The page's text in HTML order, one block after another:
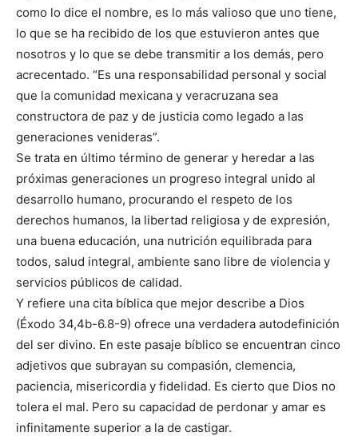
como lo dice el nombre, es lo más valioso que uno tiene,
lo que se ha recibido de los que estuvieron antes que
nosotros y lo que se debe transmitir a los demás, pero
acrecentado. “Es una responsabilidad personal y social
que la comunidad mexicana y veracruzana sea
constructora de paz y de justicia como legado a las
generaciones venideras”.
Se trata en último término de generar y heredar a las
próximas generaciones un progreso integral unido al
desarrollo humano, procurando el respeto de los
derechos humanos, la libertad religiosa y de expresión,
una buena educación, una nutrición equilibrada para
todos, salud integral, ambiente sano libre de violencia y
servicios públicos de calidad.
Y refiere una cita bíblica que mejor describe a Dios
(Éxodo 34,4b-6.8-9) ofrece una verdadera autodefinición
del ser divino. En este pasaje bíblico se encuentran cinco
adjetivos que subrayan su compasión, clemencia,
paciencia, misericordia y fidelidad. Es cierto que Dios no
tolera el mal. Pero su capacidad de perdonar y amar es
infinitamente superior a la de castigar.